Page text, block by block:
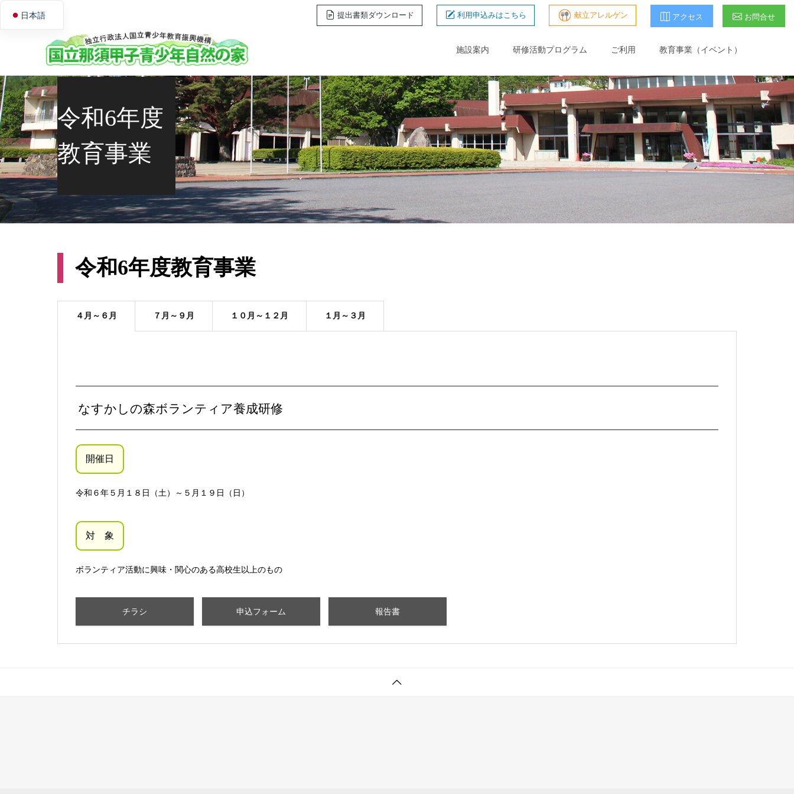
提出書類ダウンロード 利用申込みはこちら 献立アレルゲン アクセス お問合せ
施設案内 研修活動プログラム ご利用 教育事業（イベント）
令和6年度
教育事業
令和6年度教育事業
４月～６月 ７月～９月 １０月～１２月 １月～３月
なすかしの森ボランティア養成研修
開催日
令和６年５月１８日（土）～５月１９日（日）
対 象
ボランティア活動に興味・関心のある高校生以上のもの
チラシ 申込フォーム 報告書
日本語